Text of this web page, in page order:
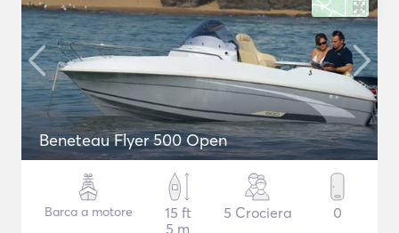
Beneteau Flyer 500 Open
Barca a motore
15 ft
5 m
5 Crociera 0